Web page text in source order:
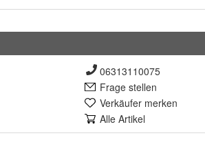
06313110075
Frage stellen
Verkäufer merken
Alle Artikel